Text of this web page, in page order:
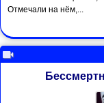
Отмечали на нём,...